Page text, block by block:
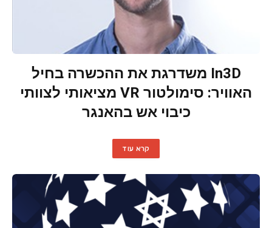
In3D משדרגת את ההכשרה בחיל
האוויר: סימולטור VR מציאותי לצוותי
כיבוי אש בהאנגר
קרא עוד